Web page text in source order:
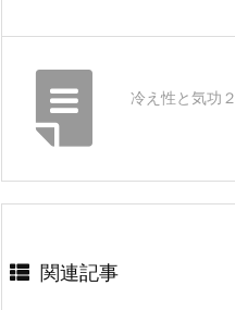
冷え性と気功２
関連記事